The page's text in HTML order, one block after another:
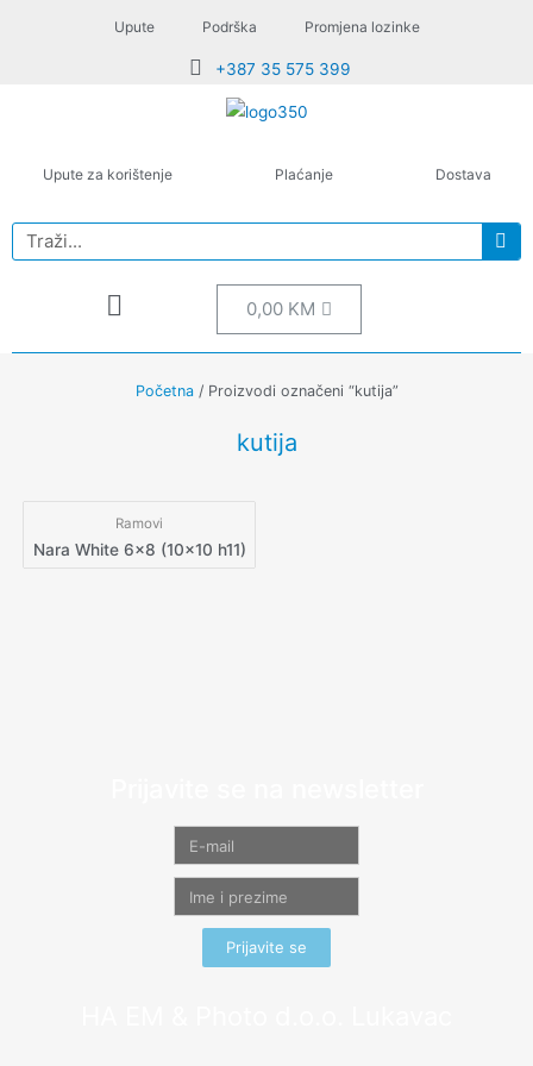
Upute Podrška Promjena lozinke
+387 35 575 399
Upute za korištenje Plaćanje Dostava
0,00 KM
Početna/ Proizvodi označeni “kutija”
kutija
Ramovi
Nara White 6×8 (10×10 h11)
Prijavite se